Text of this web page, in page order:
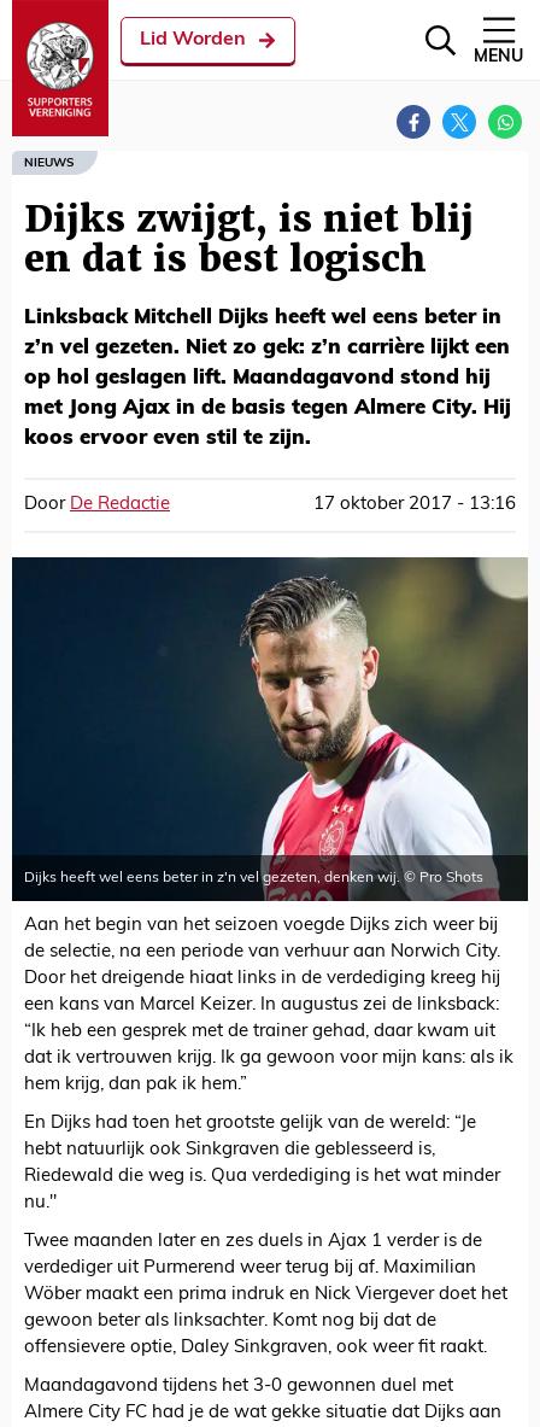
Lid Worden
MENU
NIEUWS
Dijks zwijgt, is niet blij
en dat is best logisch
Linksback Mitchell Dijks heeft wel eens beter in
z’n vel gezeten. Niet zo gek: z’n carrière lijkt een
op hol geslagen lift. Maandagavond stond hij
met Jong Ajax in de basis tegen Almere City. Hij
koos ervoor even stil te zijn.
Door De Redactie 17 oktober 2017 - 13:16
Dijks heeft wel eens beter in z'n vel gezeten, denken wij. © Pro Shots
Aan het begin van het seizoen voegde Dijks zich weer bij
de selectie, na een periode van verhuur aan Norwich City.
Door het dreigende hiaat links in de verdediging kreeg hij
een kans van Marcel Keizer. In augustus zei de linksback:
“Ik heb een gesprek met de trainer gehad, daar kwam uit
dat ik vertrouwen krijg. Ik ga gewoon voor mijn kans: als ik
hem krijg, dan pak ik hem.”
En Dijks had toen het grootste gelijk van de wereld: “Je
hebt natuurlijk ook Sinkgraven die geblesseerd is,
Riedewald die weg is. Qua verdediging is het wat minder
nu."
Twee maanden later en zes duels in Ajax 1 verder is de
verdediger uit Purmerend weer terug bij af. Maximilian
Wöber maakt een prima indruk en Nick Viergever doet het
gewoon beter als linksachter. Komt nog bij dat de
offensievere optie, Daley Sinkgraven, ook weer fit raakt.
Maandagavond tijdens het 3-0 gewonnen duel met
Almere City FC had je de wat gekke situatie dat Dijks aan